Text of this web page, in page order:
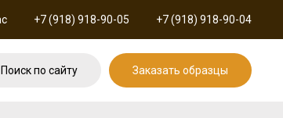
+7 (918) 918-90-05 +7 (918) 918-90-04
Поиск по сайту Заказать образцы